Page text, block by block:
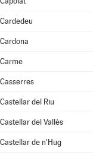
Cardedeu
Cardona
Carme
Casserres
Castellar del Riu
Castellar del Vallès
Castellar de n'Hug